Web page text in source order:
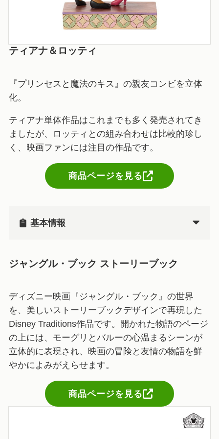
ティアナ＆ロッティ
『プリンセスと魔法のキス』の親友コンビを立体
化。
ティアナ単体作品はこれまでも多く発売されてき
ましたが、ロッティとの組み合わせは比較的珍し
く、映画ファンには注目の作品です。
商品ページを見る
基本情報
ジャングル・ブック ストーリーブック
ディズニー映画『ジャングル・ブック』の世界
を、美しいストーリーブックデザインで再現した
Disney Traditions作品です。開かれた物語のページ
の上には、モーグリとバルーの心温まるシーンが
立体的に表現され、映画の冒険と友情の物語を鮮
やかによみがえらせます。
商品ページを見る